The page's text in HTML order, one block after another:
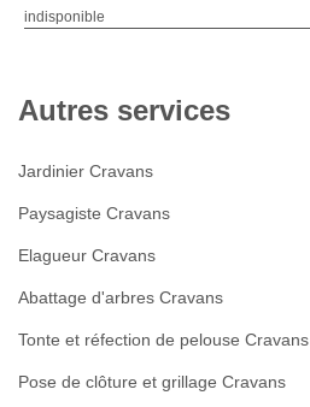
indisponible
Autres services
Jardinier Cravans
Paysagiste Cravans
Elagueur Cravans
Abattage d'arbres Cravans
Tonte et réfection de pelouse Cravans
Pose de clôture et grillage Cravans